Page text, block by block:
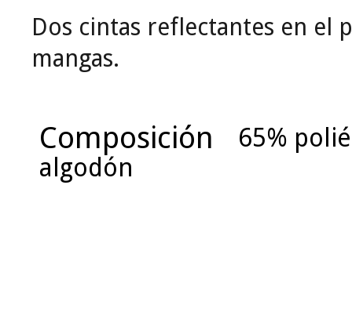
Dos cintas reflectantes en el
mangas.
Composición
65%
algodón